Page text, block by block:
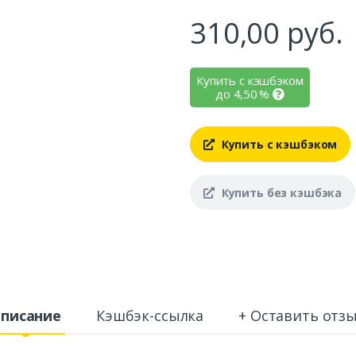
310,00 руб.
Купить с кэшбэком
до 4,50%
Купить с кэшбэком
Купить без кэшбэка
Кэшбэк-ссылка + Оставить